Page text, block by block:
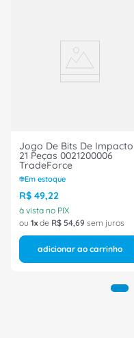
Jogo De Bits De Impacto
21 Peças 0021200006
TradeForce
Em estoque
R$ 49,22
à vista no PIX
ou 1 de R$ 54,69 sem juros
adicionar ao carrinho